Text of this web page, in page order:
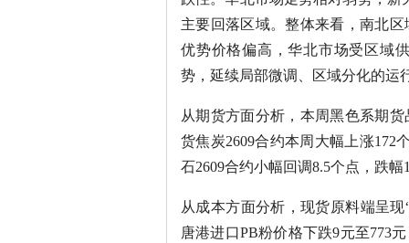
主要回落区域。整体来看，南北
优势价格偏高，华北市场受区域
势，延续局部微调、区域分化的运
从期货方面分析，本周黑色系期
货焦炭2609合约本周大幅上涨172
石2609合约小幅回调8.5个点，跌
从成本方面分析，现货原料端呈
唐港进口PB粉价格下跌9元至773